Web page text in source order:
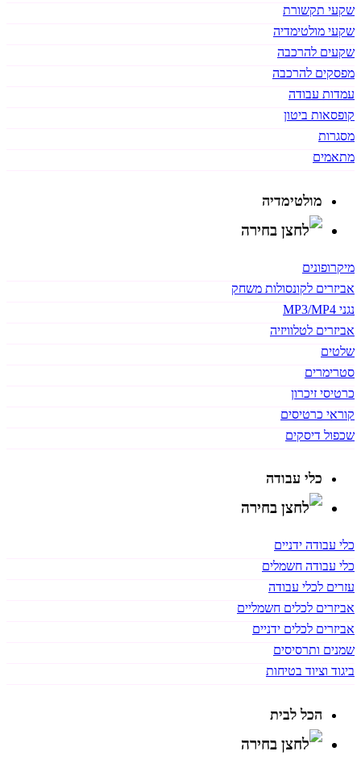
שקעי תקשורת
שקעי מולטימדיה
שקעים להרכבה
מפסקים להרכבה
עמדות עבודה
קופסאות ביטון
מסגרות
מתאמים
מולטימדיה
מיקרופונים
אביזרים לקונסולות משחק
נגני MP3/MP4
אביזרים לטלוויזיה
שלטים
סטרימרים
כרטיסי זיכרון
קוראי כרטיסים
שכפול דיסקים
כלי עבודה
כלי עבודה ידניים
כלי עבודה חשמלים
עזרים לכלי עבודה
אביזרים לכלים חשמליים
אביזרים לכלים ידניים
שמנים ותרסיסים
ביגוד וציוד בטיחות
הכל לבית